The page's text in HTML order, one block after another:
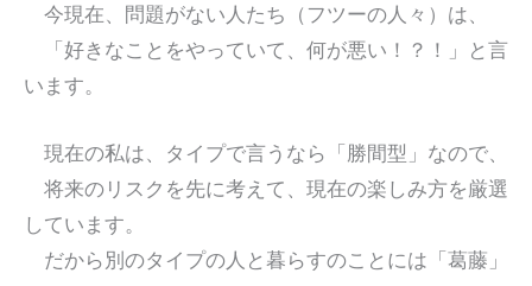
今現在、問題がない人たち（フツーの人々）は、
「好きなことをやっていて、何が悪い！？！」と言
います。
現在の私は、タイプで言うなら「勝間型」なので、
将来のリスクを先に考えて、現在の楽しみ方を厳選
しています。
だから別のタイプの人と暮らすのことには「葛藤」